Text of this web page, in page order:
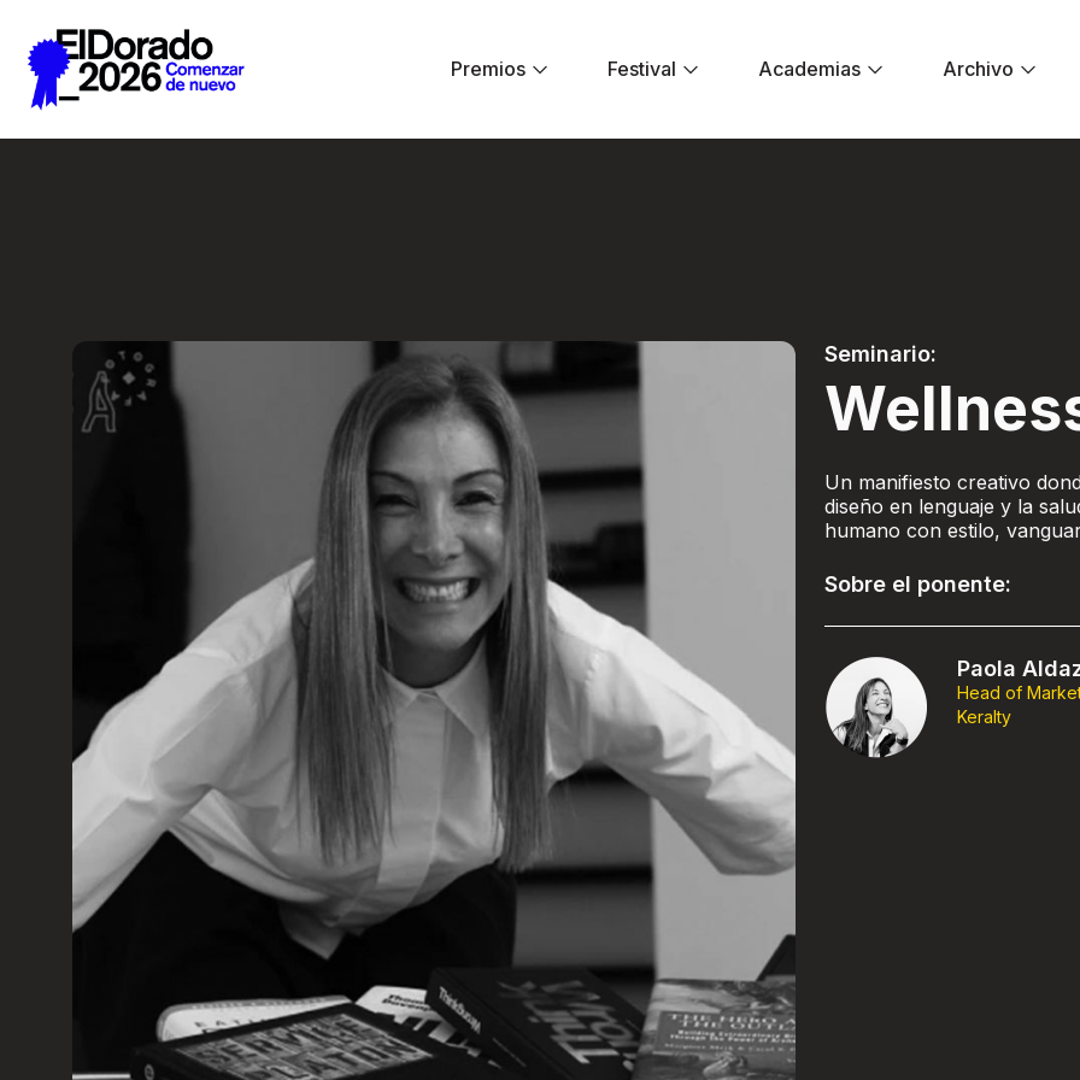
Premios
Festival Academias Archivo
Seminario:
Un manifiesto creativo
diseño en lenguaje y la
humano con estilo,
Sobre el ponente:
Paola
Head of
Keralty